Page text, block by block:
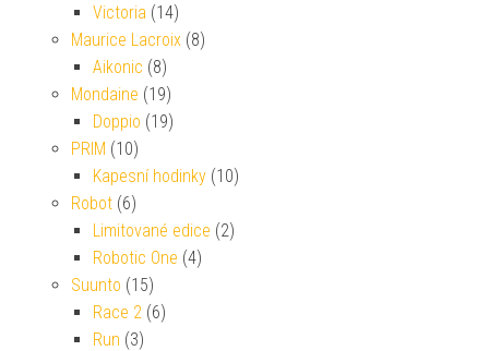
Victoria (14)
Maurice Lacroix (8)
Aikonic (8)
Mondaine (19)
Doppio (19)
PRIM (10)
Kapesní hodinky (10)
Robot (6)
Limitované edice (2)
Robotic One (4)
Suunto (15)
Race 2 (6)
Run (3)